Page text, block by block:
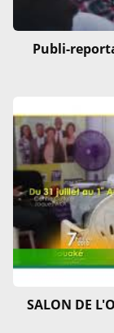
Publi-
SALON DE